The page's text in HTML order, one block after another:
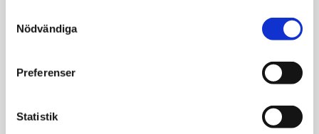
Selection
Nödvändiga
Preferenser
Statistik